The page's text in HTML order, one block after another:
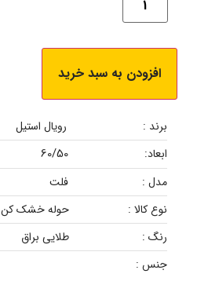
افزودن به سبد خرید
برند :
رویال استیل
ابعاد:
60/50
مدل :
فلت
نوع کالا :
حوله خشک کن
رنگ :
طلایی براق
جنس :